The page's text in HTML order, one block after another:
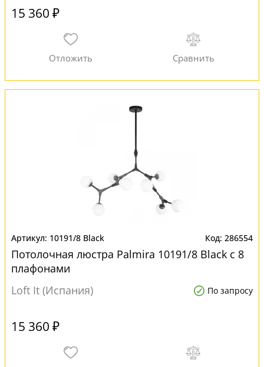
15 360 ₽
10191/8 Black 286554
Потолочная люстра Palmira 10191/8 Black с 8
плафонами
Loft It (Испания)
По запросу
15 360 ₽